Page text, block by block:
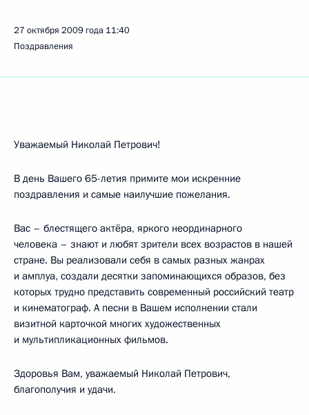
27 октября 2009 года 11:40
Поздравления
Уважаемый Николай Петрович!
В день Вашего 65-летия примите мои искренние
поздравления и самые наилучшие пожелания.
Вас – блестящего актёра, яркого неординарного
человека – знают и любят зрители всех возрастов в нашей
стране. Вы реализовали себя в самых разных жанрах
и амплуа, создали десятки запоминающихся образов, без
которых трудно представить современный российский театр
и кинематограф. А песни в Вашем исполнении стали
визитной карточкой многих художественных
и мультипликационных фильмов.
Здоровья Вам, уважаемый Николай Петрович,
благополучия и удачи.